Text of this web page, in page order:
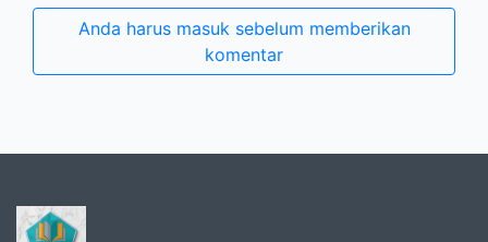
Anda harus masuk sebelum memberikan
komentar